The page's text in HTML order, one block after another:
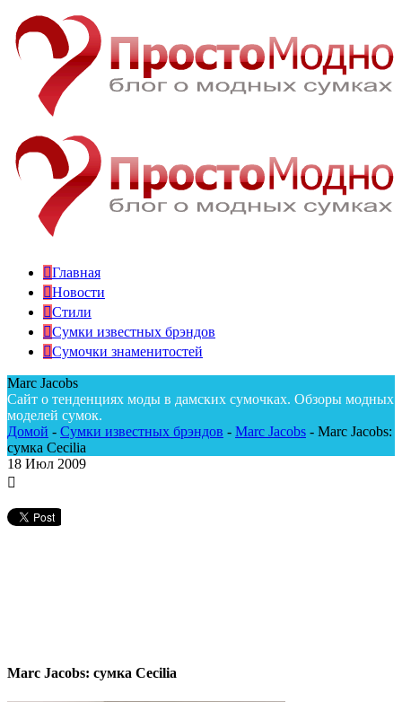
Главная
Новости
Стили
Сумки известных брэндов
Сумочки знаменитостей
Marc Jacobs
Сайт о тенденциях моды в дамских сумочках. Обзоры модных
моделей сумок.
Домой - Сумки известных брэндов - Marc Jacobs - Marc Jacobs:
сумка Cecilia
18 Июл 2009
Marc Jacobs: сумка Cecilia